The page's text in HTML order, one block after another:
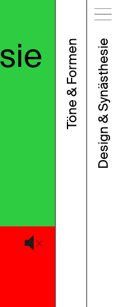
Design & Synästhesie
Töne & Formen